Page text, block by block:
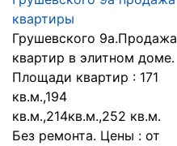
квартиры
Грушевского 9а.Продажа
квартир в элитном доме.
Площади квартир : 171
кв.м.,194
кв.м.,214кв.м.,252 кв.м.
Без ремонта. Цены : от